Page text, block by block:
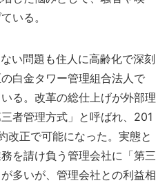
いる。
い問題も住人に高齢化で深刻
白金タワー管理組合法人で
る。改革の総仕上げが外部理
者管理方式」と呼ばれ、201
改正で可能になった。実態と
を請け負う管理会社に「第三
多いが、管理会社との利益相